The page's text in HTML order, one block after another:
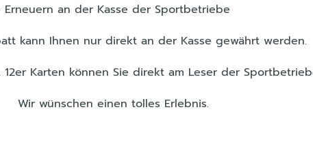
Erneuern an der Kasse der Sportbetriebe
kann Ihnen nur direkt an der Kasse gewährt werden.
Karten können Sie direkt am Leser der
Wir wünschen einen tolles Erlebnis.